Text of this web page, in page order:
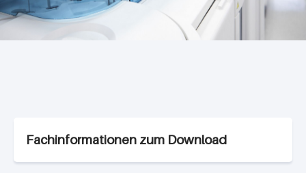
Fachinformationen zum Download